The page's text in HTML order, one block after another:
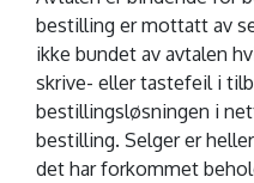
bestilling er mottatt av
ikke bundet av avtalen
skrive- eller tastefeil i
bestillingsløsningen i
bestilling. Selger er
det har forkommet